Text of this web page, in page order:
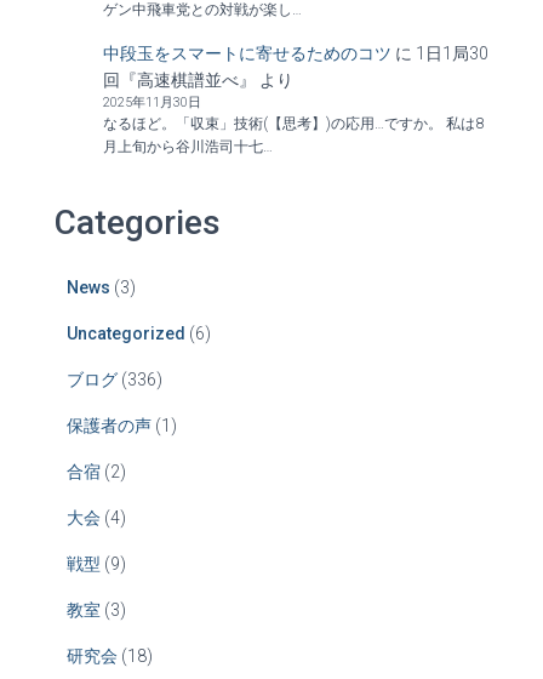
ゲン中飛車党との対戦が楽し…
中段玉をスマートに寄せるためのコツ に 1日1局30
回『高速棋譜並べ』
より
2025年11月30日
なるほど。「収束」技術(【思考】)の応用…ですか。 私は8
月上旬から谷川浩司十七…
Categories
News (3)
Uncategorized (6)
ブログ (336)
保護者の声 (1)
合宿 (2)
大会 (4)
戦型 (9)
教室 (3)
研究会 (18)